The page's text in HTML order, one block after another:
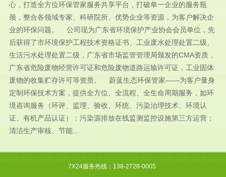
心，打造全方位环保管家服务共享平台，打破单一企业的服务瓶
颈，整合各领域专家、科研院所、优势企业等资源，为客户解决企
业的环保问题。 公司现为广东省环境保护产业协会会员单位，先
后获得了市环境保护工程技术资格证书、工业废水处理处置二级、
生活污水处理处置二级，广东省市场监管管理局颁发的CMA资质，
广东省危险废物经营许可证和危险废物道路运输许可证，工业固体
废物的收集贮存许可等资质。 蔚蓝生态环保管家——为客户量身
定制环保技术方案，提供全方位、全流程、全生命周期服务，如环
境咨询服务（环评、监理、验收、环统、污染治理技术、环境认
证、有机产品认证）；污染源排放在线监测监控设施第三方运营；
清洁生产审核、节能...
7X24服务热线：138-2728-0005